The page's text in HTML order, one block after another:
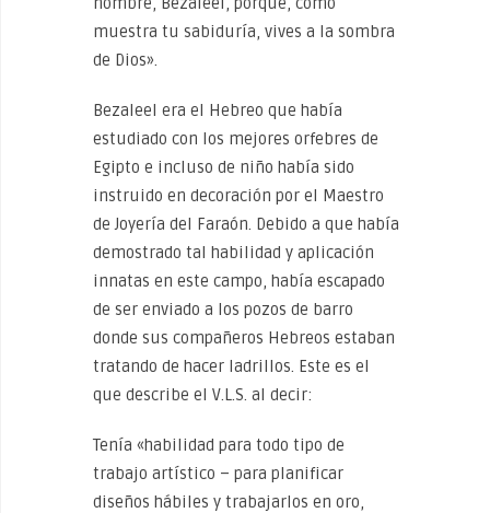
muestra tu sabiduría, vives a la sombra
de Dios».
Bezaleel era el Hebreo que había
estudiado con los mejores orfebres de
Egipto e incluso de niño había sido
instruido en decoración por el Maestro
de Joyería del Faraón. Debido a que había
demostrado tal habilidad y aplicación
innatas en este campo, había escapado
de ser enviado a los pozos de barro
donde sus compañeros Hebreos estaban
tratando de hacer ladrillos. Este es el
que describe el V.L.S. al decir:
Tenía «habilidad para todo tipo de
trabajo artístico – para planificar
diseños hábiles y trabajarlos en oro,